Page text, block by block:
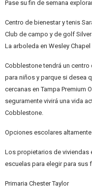
Pase su fin de semana
Centro de bienestar y tenis
Club de campo y de golf
La arboleda en Wesley Chapel
Cobblestone tendrá un
para niños y parque si desea
cercanas en Tampa Premium
seguramente vivirá una vida
Cobblestone.
Opciones escolares
Los propietarios de viviendas
escuelas para elegir para sus
Primaria Chester Taylor